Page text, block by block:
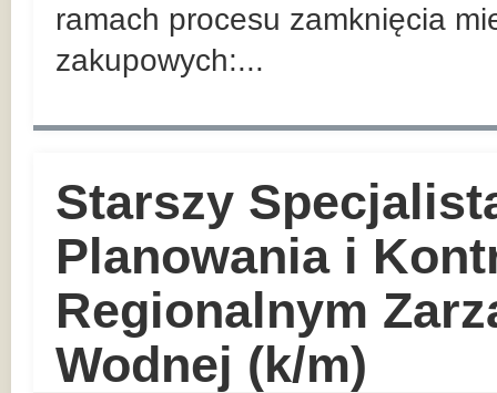
ramach procesu zamknięcia
zakupowych:...
Starszy
Planowania i
Regionalnym
Wodnej (k/m)